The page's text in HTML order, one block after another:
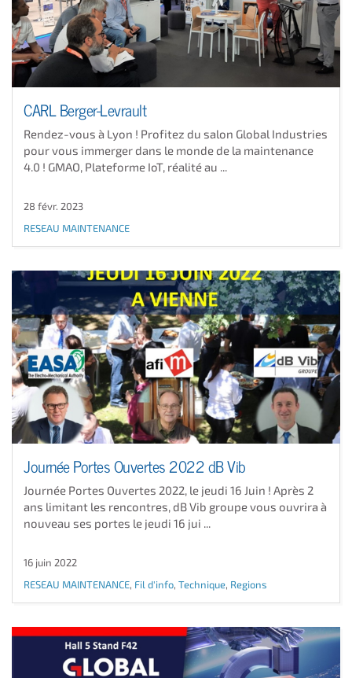
CARL Berger-Levrault
Rendez-vous à Lyon ! Profitez du salon Global Industries
pour vous immerger dans le monde de la maintenance
4.0 ! GMAO, Plateforme IoT, réalité au ...
28 févr. 2023
RESEAU MAINTENANCE
Journée Portes Ouvertes 2022 dB Vib
Journée Portes Ouvertes 2022, le jeudi 16 Juin ! Après 2
ans limitant les rencontres, dB Vib groupe vous ouvrira à
nouveau ses portes le jeudi 16 jui ...
16 juin 2022
RESEAU MAINTENANCE, Fil d'info, Technique, Regions